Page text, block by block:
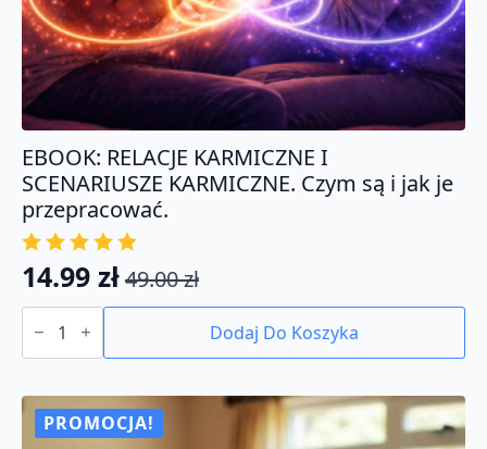
EBOOK: RELACJE KARMICZNE I
SCENARIUSZE KARMICZNE. Czym są i jak je
przepracować.
49.00zł
Pierwotna
cena
wynosiła:
49.00 zł.
14.99 zł
Aktualna
cena
wynosi:
14.99 zł.
ilość
EBOOK:
KARMICZNE
SCENARIUSZE
KARMICZNE.
Czym
Dodaj Do Koszyka
PROMOCJA!